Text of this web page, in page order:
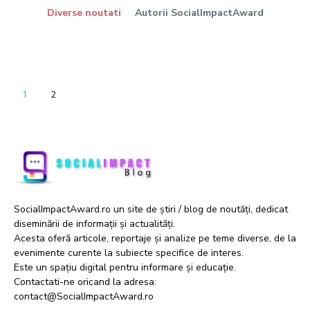
Diverse noutati Autorii SocialImpactAward
1 2
SocialImpactAward.ro un site de știri / blog de noutăți, dedicat
diseminării de informații și actualități.
Acesta oferă articole, reportaje și analize pe teme diverse, de la
evenimente curente la subiecte specifice de interes.
Este un spațiu digital pentru informare și educație.
Contactati-ne oricand la adresa:
contact@SocialImpactAward.ro